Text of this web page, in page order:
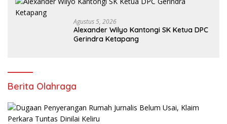
Agustus 5, 2026
Alexander Wilyo Kantongi SK Ketua DPC
Gerindra Ketapang
Berita Olahraga